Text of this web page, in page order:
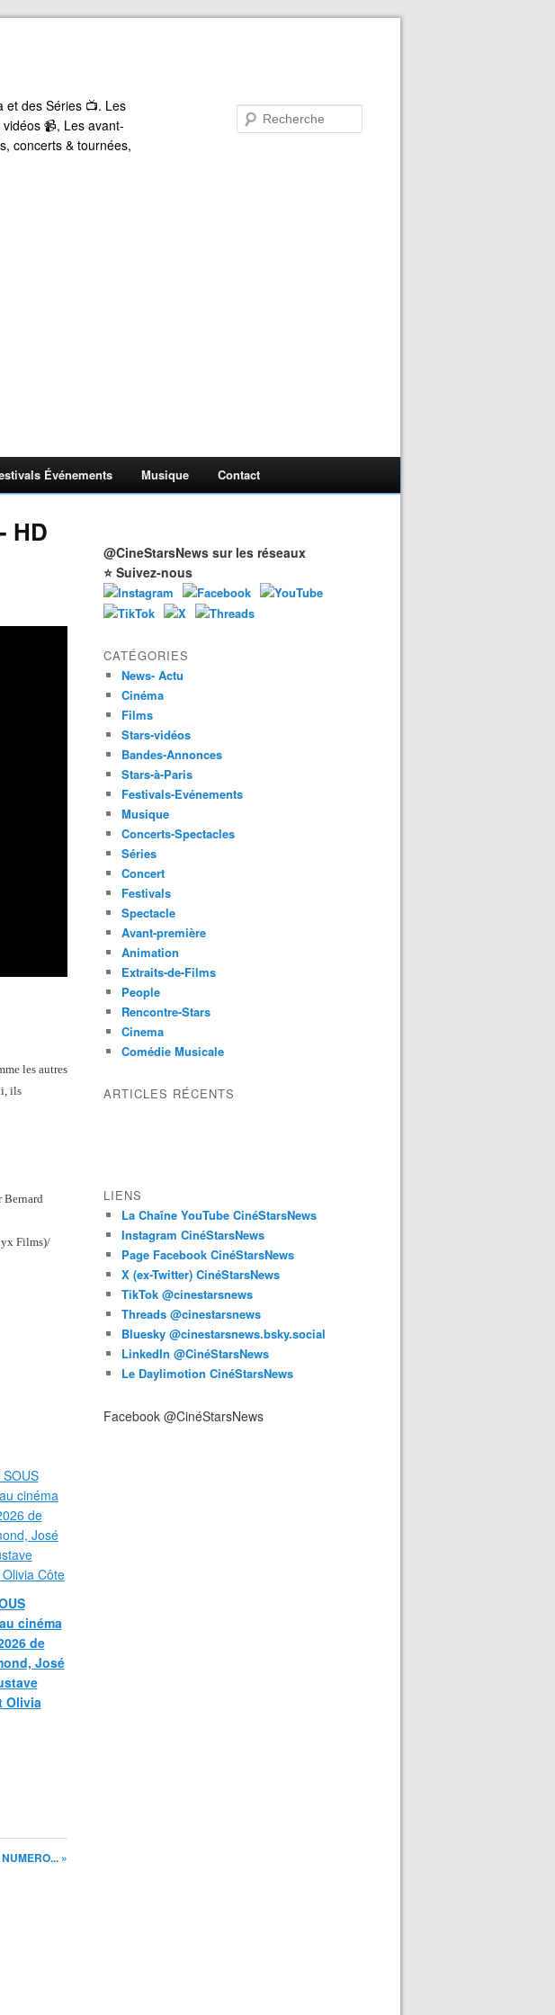
et des Séries 📺. Les
📹, Les avant-
concerts & tournées,
Événements Musique Contact
HD
les autres
ils
Bernard
Films)/
cinéma
de
José
Olivia
»
@CineStarsNews sur les réseaux
⭐ Suivez-nous
CATÉGORIES
News- Actu
Cinéma
Films
Stars-vidéos
Bandes-Annonces
Stars-à-Paris
Festivals-Evénements
Musique
Concerts-Spectacles
Séries
Concert
Festivals
Spectacle
Avant-première
Animation
Extraits-de-Films
People
Rencontre-Stars
Cinema
Comédie Musicale
ARTICLES RÉCENTS
LIENS
La Chaîne YouTube CinéStarsNews
Instagram CinéStarsNews
Page Facebook CinéStarsNews
X (ex-Twitter) CinéStarsNews
TikTok @cinestarsnews
Threads @cinestarsnews
Bluesky @cinestarsnews.bsky.social‬
LinkedIn @CinéStarsNews
Le Daylimotion CinéStarsNews
Facebook @CinéStarsNews